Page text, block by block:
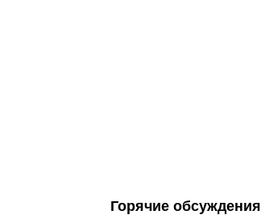
Горячие обсуждения